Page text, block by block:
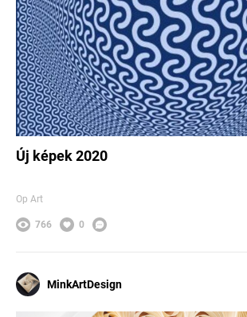
Új képek 2020
Op Art
766 0
MinkArtDesign